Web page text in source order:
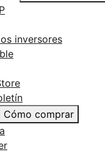
inversores
Cómo comprar